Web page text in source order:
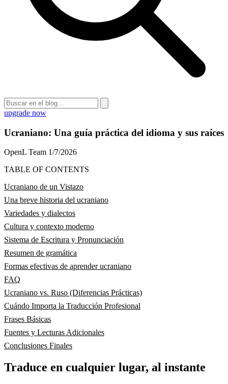
upgrade now
Ucraniano: Una guía práctica del idioma y sus raíces
OpenL Team 1/7/2026
TABLE OF CONTENTS
Ucraniano de un Vistazo
Una breve historia del ucraniano
Variedades y dialectos
Cultura y contexto moderno
Sistema de Escritura y Pronunciación
Resumen de gramática
Formas efectivas de aprender ucraniano
FAQ
Ucraniano vs. Ruso (Diferencias Prácticas)
Cuándo Importa la Traducción Profesional
Frases Básicas
Fuentes y Lecturas Adicionales
Conclusiones Finales
Traduce en cualquier lugar, al instante